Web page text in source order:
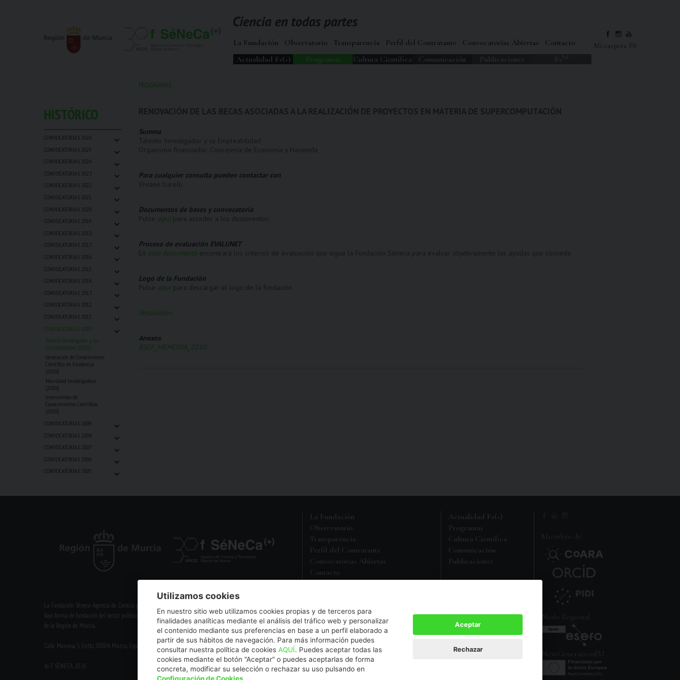
La Fundación Observatorio Transparencia Perfil del Contratante Convocatorias Abiertas
Contacto
Actualidad Fs(+)
Programas Cultura Científica Comunicación
PROGRAMAS
HISTÓRICO
CONVOCATORIAS 2026 ⌄
CONVOCATORIAS 2025 ⌄
CONVOCATORIAS 2024 ⌄
CONVOCATORIAS 2023 ⌄
CONVOCATORIAS 2022 ⌄
CONVOCATORIAS 2021 ⌄
CONVOCATORIAS 2020 ⌄
CONVOCATORIAS 2019 ⌄
CONVOCATORIAS 2018 ⌄
CONVOCATORIAS 2017 ⌄
CONVOCATORIAS 2016 ⌄
CONVOCATORIAS 2015 ⌄
CONVOCATORIAS 2014 ⌄
CONVOCATORIAS 2013 ⌄
CONVOCATORIAS 2012 ⌄
CONVOCATORIAS 2011 ⌄
CONVOCATORIAS 2010 ⌄
Talento Investigador y su
Empleabilidad (2010)
Generación de Conocimiento
Científico de Excelencia
(2010)
Movilidad Investigadora
(2010)
Intercambio de
Conocimientos Científicos
(2010)
CONVOCATORIAS 2009
⌄
CONVOCATORIAS 2008 ⌄
CONVOCATORIAS 2007 ⌄
CONVOCATORIAS 2006 ⌄
CONVOCATORIAS 2005 ⌄
Summa
Para cualquier consulta pueden contactar con
Documentos de bases y convocatoria
aquí
Proceso de evaluación EVALUNET
este documento
Logo de la Fundación
aquí
Resolución
Anexos
BSCF_MEMORIA_2010
La Fundación Séneca-Agencia de Ciencia y Tecnología de la Región de Murcia es una entidad sin ánimo de lucro,
bajo forma de fundación del sector público autonómico, inscrita con el número 1-15 en el Registro de Fundaciones
de la Región de Murcia.
Calle Manresa, 5, Entlo. 30004. Murcia, España | +34 968 222 971 | seneca@fseneca.es
© F SÉNECA 2026
La Fundación
Observatorio
Transparencia
Perfil del Contratante
Convocatorias Abiertas
Contacto
Actualidad Fs(+)
Programas
Cultura Científica
Comunicación
Publicaciones
Mi carpeta FS
Miembro de:
Nodo Regional
NextGenerationEU
Utilizamos cookies
En nuestro sitio web utilizamos cookies propias y de terceros para
finalidades analíticas mediante el análisis del tráfico web y personalizar
el contenido mediante sus preferencias en base a un perfil elaborado a
partir de sus hábitos de navegación. Para más información puedes
consultar nuestra política de cookiesAQUÍ. Puedes aceptar todas las
cookies mediante el botón "Aceptar" o puedes aceptarlas de forma
concreta, modificar su selección o rechazar su uso pulsando en
Configuración de Cookies
Aceptar
Rechazar